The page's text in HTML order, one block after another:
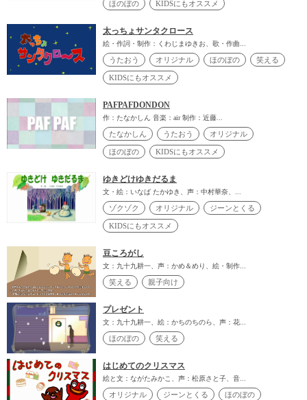
ほのぼの KIDSにもオススメ
太っちょサンタクロース
絵・作詞・制作：くわじまゆきお、歌・作曲...
うたおう オリジナル ほのぼの 笑える
KIDSにもオススメ
PAFPAFDONDON
作：たなかしん 音楽：air 制作：近藤...
たなかしん うたおう オリジナル
ほのぼの KIDSにもオススメ
ゆきどけゆきだるま
文・絵：いなば たかゆき、声：中村華奈、...
ゾクゾク オリジナル ジーンとくる
KIDSにもオススメ
豆ころがし
文：九十九耕一、声：かめ＆めり、絵・制作...
笑える 親子向け
プレゼント
文：九十九耕一、絵：かちのちのら、声：花...
ほのぼの 笑える
はじめてのクリスマス
絵と文：ながたみかこ、声：松原さと子、音...
オリジナル ジーンとくる ほのぼの